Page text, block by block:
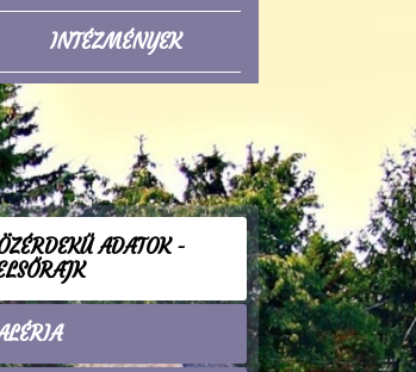
INTÉZMÉNYEK
ADATOK -